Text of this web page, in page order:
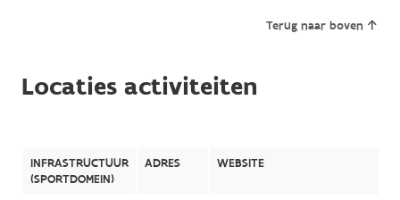
Terug naar boven
Locaties activiteiten
INFRASTRUCTUUR
(SPORTDOMEIN)
ADRES WEBSITE